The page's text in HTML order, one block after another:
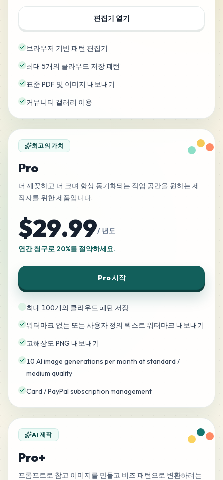
편집기 열기
브라우저 기반 패턴 편집기
최대 5개의 클라우드 저장 패턴
표준 PDF 및 이미지 내보내기
커뮤니티 갤러리 이용
최고의 가치
Pro
더 깨끗하고 더 크며 항상 동기화되는 작업 공간을 원하는 제
작자를 위한 제품입니다.
$29.99/ 년도
연간 청구로 20%를 절약하세요.
Pro 시작
최대 100개의 클라우드 패턴 저장
워터마크 없는 또는 사용자 정의 텍스트 워터마크 내보내기
고해상도 PNG 내보내기
10 AI image generations per month at standard /
medium quality
Card / PayPal subscription management
AI 제작
Pro+
프롬프트로 참고 이미지를 만들고 비즈 패턴으로 변환하려는